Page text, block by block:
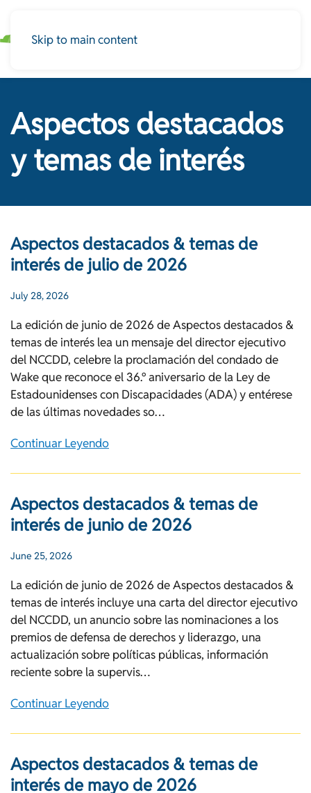
Skip to main content
Aspectos destacados
y temas de interés
Aspectos destacados & temas de
interés de julio de 2026
July 28, 2026
La edición de junio de 2026 de Aspectos destacados &
temas de interés lea un mensaje del director ejecutivo
del NCCDD, celebre la proclamación del condado de
Wake que reconoce el 36.º aniversario de la Ley de
Estadounidenses con Discapacidades (ADA) y entérese
de las últimas novedades so…
Continuar Leyendo
Aspectos destacados & temas de
interés de junio de 2026
June 25, 2026
La edición de junio de 2026 de Aspectos destacados &
temas de interés incluye una carta del director ejecutivo
del NCCDD, un anuncio sobre las nominaciones a los
premios de defensa de derechos y liderazgo, una
actualización sobre políticas públicas, información
reciente sobre la supervis…
Continuar Leyendo
Aspectos destacados & temas de
interés de mayo de 2026